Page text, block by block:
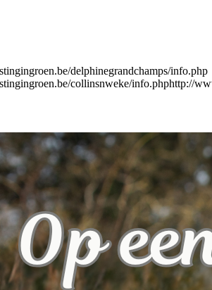
delphinegrandchamps/info.php
collinsnweke/info.phphttp://